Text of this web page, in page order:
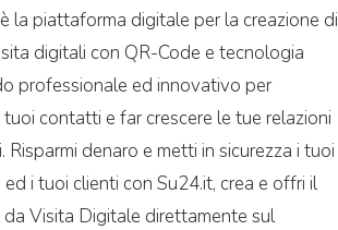
la piattaforma digitale per la creazione di
digitali con QR-Code e tecnologia
professionale ed innovativo per
contatti e far crescere le tue relazioni
Risparmi denaro e metti in sicurezza i tuoi
i tuoi clienti con Su24.it, crea e offri il
Visita Digitale direttamente sul